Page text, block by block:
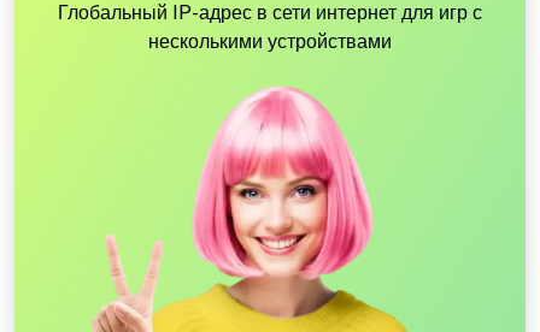
Глобальный IP-адрес в сети интернет для игр с
несколькими устройствами